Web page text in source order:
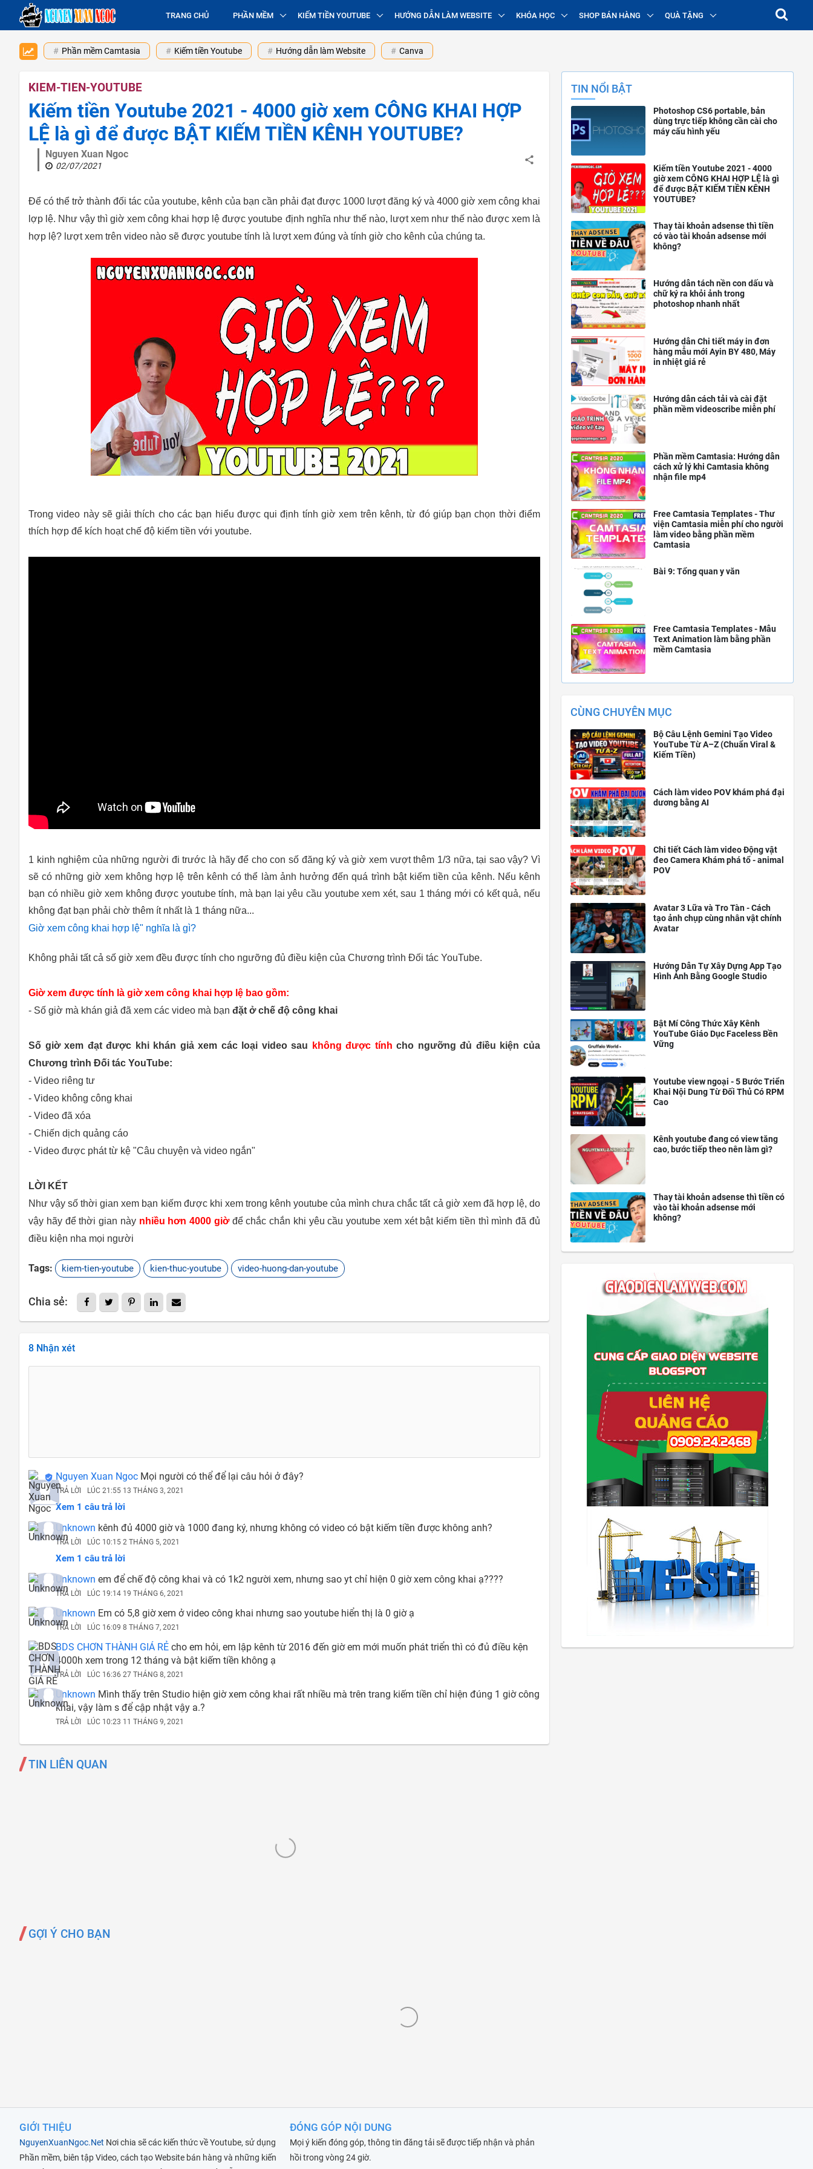
TRANG CHỦ PHẦN MỀM KIẾM TIỀN YOUTUBE HƯỚNG DẪN LÀM WEBSITE KHÓA HỌC SHOP BÁN HÀNG QUÀ TẶNG
Phần mềm Camtasia Kiếm tiền Youtube Hướng dẫn làm Website Canva
KIEM-TIEN-YOUTUBE
Kiếm tiền Youtube 2021 - 4000 giờ xem CÔNG KHAI HỢP
LỆ là gì để được BẬT KIẾM TIỀN KÊNH YOUTUBE?
Nguyen Xuan Ngoc
02/07/2021
Để có thể trở thành đối tác của youtube, kênh của bạn cần phải đạt được 1000 lượt đăng ký và 4000 giờ xem công khai
lợp lệ. Như vậy thì giờ xem công khai hợp lệ được youtube định nghĩa như thế nào, lượt xem như thế nào được xem là
hợp lệ? lượt xem trên video nào sẽ được youtube tính là lượt xem đúng và tính giờ cho kênh của chúng ta.
Trong video này sẽ giải thích cho các bạn hiểu được qui định tính giờ xem trên kênh, từ đó giúp bạn chọn thời điểm
thích hợp để kích hoạt chế độ kiếm tiền với youtube.
1 kinh nghiệm của những người đi trước là hãy để cho con số đăng ký và giờ xem vượt thêm 1/3 nữa, tại sao vậy? Vì
sẽ có những giờ xem không hợp lệ trên kênh có thể làm ảnh hưởng đến quá trình bật kiếm tiền của kênh. Nếu kênh
bạn có nhiều giờ xem không được youtube tính, mà bạn lại yêu cầu youtube xem xét, sau 1 tháng mới có kết quả, nếu
không đạt bạn phải chờ thêm ít nhất là 1 tháng nữa...
Giờ xem công khai hợp lệ" nghĩa là gì?
Không phải tất cả số giờ xem đều được tính cho ngưỡng đủ điều kiện của Chương trình Đối tác YouTube.
Giờ xem được tính là giờ xem công khai hợp lệ bao gồm:
- Số giờ mà khán giả đã xem các video mà bạn đặt ở chế độ công khai
Số giờ xem đạt được khi khán giả xem các loại video sau không được tính cho ngưỡng đủ điều kiện của
Chương trình Đối tác YouTube:
- Video riêng tư
- Video không công khai
- Video đã xóa
- Chiến dịch quảng cáo
- Video được phát từ kệ "Câu chuyện và video ngắn"
LỜI KẾT
Như vậy số thời gian xem bạn kiếm được khi xem trong kênh youtube của mình chưa chắc tất cả giờ xem đã hợp lệ, do
vậy hãy để thời gian này nhiều hơn 4000 giờ để chắc chắn khi yêu cầu youtube xem xét bật kiếm tiền thì mình đã đủ
điều kiện nha mọi người
Tags: kiem-tien-youtube kien-thuc-youtube video-huong-dan-youtube
Chia sẻ:
8 Nhận xét
Nguyen Xuan Ngoc Mọi người có thể để lại câu hỏi ở đây?
TRẢ LỜI LÚC 21:55 13 THÁNG 3, 2021
Xem 1 câu trả lời
Unknown kênh đủ 4000 giờ và 1000 đang ký, nhưng không có video có bật kiếm tiền được không anh?
TRẢ LỜI LÚC 10:15 2 THÁNG 5, 2021
Xem 1 câu trả lời
Unknown em để chế độ công khai và có 1k2 người xem, nhưng sao yt chỉ hiện 0 giờ xem công khai ạ????
TRẢ LỜI LÚC 19:14 19 THÁNG 6, 2021
Unknown Em có 5,8 giờ xem ở video công khai nhưng sao youtube hiển thị là 0 giờ ạ
TRẢ LỜI LÚC 16:09 8 THÁNG 7, 2021
BDS CHƠN THÀNH GIÁ RẺ cho em hỏi, em lập kênh từ 2016 đến giờ em mới muốn phát triển thì có đủ điều kện
4000h xem trong 12 tháng và bật kiếm tiền không ạ
TRẢ LỜI LÚC 16:36 27 THÁNG 8, 2021
Unknown Mình thấy trên Studio hiện giờ xem công khai rất nhiều mà trên trang kiếm tiền chỉ hiện đúng 1 giờ công
khai, vậy làm s để cập nhật vậy a.?
TRẢ LỜI LÚC 10:23 11 THÁNG 9, 2021
TIN LIÊN QUAN
TIN NỔI BẬT
Photoshop CS6 portable, bản
dùng trực tiếp không cần cài cho
máy cấu hình yếu
Kiếm tiền Youtube 2021 - 4000
giờ xem CÔNG KHAI HỢP LỆ là gì
để được BẬT KIẾM TIỀN KÊNH
YOUTUBE?
Thay tài khoản adsense thì tiền
có vào tài khoản adsense mới
không?
Hướng dẫn tách nền con dấu và
chữ ký ra khỏi ảnh trong
photoshop nhanh nhất
Hướng dẫn Chi tiết máy in đơn
hàng mẫu mới Ayin BY 480, Máy
in nhiệt giá rẻ
Hướng dẫn cách tải và cài đặt
phần mềm videoscribe miễn phí
Phần mềm Camtasia: Hướng dẫn
cách xử lý khi Camtasia không
nhận file mp4
Free Camtasia Templates - Thư
viện Camtasia miễn phí cho người
làm video bằng phần mềm
Camtasia
Bài 9: Tổng quan y văn
Free Camtasia Templates - Mẫu
Text Animation làm bằng phần
mềm Camtasia
CÙNG CHUYÊN MỤC
Bộ Câu Lệnh Gemini Tạo Video
YouTube Từ A–Z (Chuẩn Viral &
Kiếm Tiền)
Cách làm video POV khám phá đại
dương bằng AI
Chi tiết Cách làm video Động vật
đeo Camera Khám phá tổ - animal
POV
Avatar 3 Lữa và Tro Tàn - Cách
tạo ảnh chụp cùng nhân vật chính
Avatar
Hướng Dẫn Tự Xây Dựng App Tạo
Hình Ảnh Bằng Google Studio
Bật Mí Công Thức Xây Kênh
YouTube Giáo Dục Faceless Bền
Vững
Youtube view ngoại - 5 Bước Triển
Khai Nội Dung Từ Đối Thủ Có RPM
Cao
Kênh youtube đang có view tăng
cao, bước tiếp theo nên làm gì?
Thay tài khoản adsense thì tiền có
vào tài khoản adsense mới
không?
GỢI Ý CHO BẠN
GIỚI THIỆU
NguyenXuanNgoc.Net Nơi chia sẽ các kiến thức về Youtube, sử dụng
Phần mềm, biên tập Video, cách tạo Website bán hàng và những kiến
ĐÓNG GÓP NỘI DUNG
Mọi ý kiến đóng góp, thông tin đăng tải sẽ được tiếp nhận và phản
hồi trong vòng 24 giờ.